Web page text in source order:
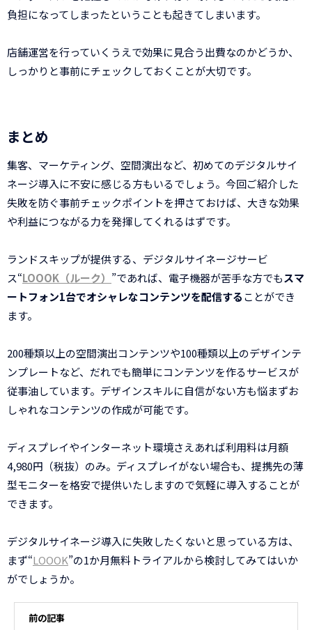
負担になってしまったということも起きてしまいます。
店舗運営を行っていくうえで効果に見合う出費なのかどうか、
しっかりと事前にチェックしておくことが大切です。
まとめ
集客、マーケティング、空間演出など、初めてのデジタルサイ
ネージ導入に不安に感じる方もいるでしょう。今回ご紹介した
失敗を防ぐ事前チェックポイントを押さておけば、大きな効果
や利益につながる力を発揮してくれるはずです。
ランドスキップが提供する、デジタルサイネージサービ
ス“LOOOK（ルーク） ”であれば、電子機器が苦手な方でもスマ
ートフォン1台でオシャレなコンテンツを配信することができ
ます。
200種類以上の空間演出コンテンツや100種類以上のデザインテ
ンプレートなど、だれでも簡単にコンテンツを作るサービスが
従事油しています。デザインスキルに自信がない方も悩まずお
しゃれなコンテンツの作成が可能です。
ディスプレイやインターネット環境さえあれば利用料は月額
4,980円（税抜）のみ。ディスプレイがない場合も、提携先の薄
型モニターを格安で提供いたしますので気軽に導入することが
できます。
デジタルサイネージ導入に失敗したくないと思っている方は、
まず“LOOOK”の1か月無料トライアルから検討してみてはいか
がでしょうか。
前の記事